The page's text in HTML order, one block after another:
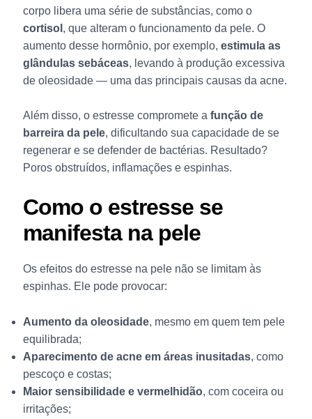
corpo libera uma série de substâncias, como o
cortisol , que alteram o funcionamento da pele. O
aumento desse hormônio, por exemplo, estimula as
glândulas sebáceas, levando à produção excessiva
de oleosidade — uma das principais causas da acne.
Além disso, o estresse compromete a função de
barreira da pele, dificultando sua capacidade de se
regenerar e se defender de bactérias. Resultado?
Poros obstruídos, inflamações e espinhas.
Como o estresse se
manifesta na pele
Os efeitos do estresse na pele não se limitam às
espinhas. Ele pode provocar:
Aumento da oleosidade, mesmo em quem tem pele
equilibrada;
Aparecimento de acne em áreas inusitadas, como
pescoço e costas;
Maior sensibilidade e vermelhidão, com coceira ou
irritações;